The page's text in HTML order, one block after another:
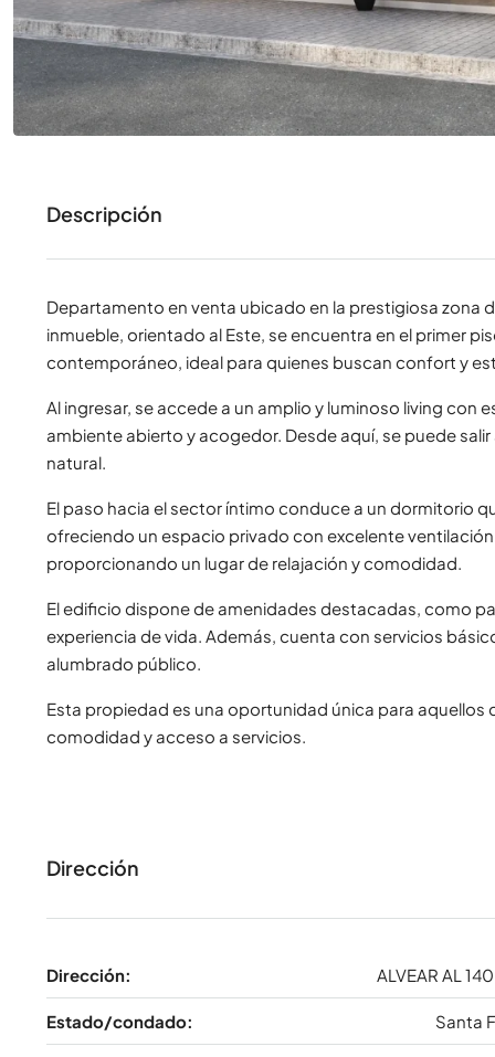
Descripción
Departamento en venta ubicado en la prestigiosa zona
inmueble, orientado al Este, se encuentra en el primer
contemporáneo, ideal para quienes buscan confort y
Al ingresar, se accede a un amplio y luminoso living
ambiente abierto y acogedor. Desde aquí, se puede
natural.
El paso hacia el sector íntimo conduce a un dormitorio
ofreciendo un espacio privado con excelente
proporcionando un lugar de relajación y comodidad.
El edificio dispone de amenidades destacadas, como
experiencia de vida. Además, cuenta con servicios
alumbrado público.
Esta propiedad es una oportunidad única para
comodidad y acceso a servicios.
Dirección
Dirección: ALVEAR AL
Estado/condado: Santa